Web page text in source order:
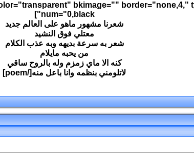
bkimage="" border="none,4,"
num="0,black"]
شعرنا مشهور ماهو على العالم جديد
معتلي فوق النشيد
شعر به سرعة بديهه وبه عذب الكلام
من يحبه مايلام
كنه الا ماي زمزم وله بالروح ساقي
لاتلومني بنظمه وانا باعل منه[/poem]